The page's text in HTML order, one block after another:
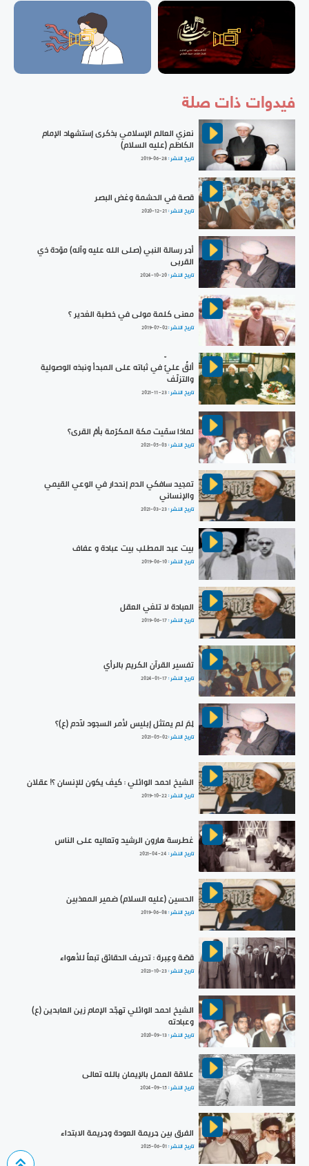
فيدوات ذات صلة
نعزي العالم الإسلامي بذكرى إستشهاد الإمام
الكاظم (عليه السلام)
تاريخ النشر :2019-06-28
قصة في الحشمة وغض البصر
تاريخ النشر :2020-12-21
أجر رسالة النبي (صلى الله عليه وآله) موّدة ذي
القربى
تاريخ النشر :2024-10-20
معنى كلمة مولى في خطبة الغدير ؟
تاريخ النشر :2019-07-02
ألقُ عليٍّ في ثباته على المبدأ ونبذه الوصولية
والتزلّف
تاريخ النشر :2021-11-23
لماذا سمّيت مكة المكرّمة بأمّ القرى؟
تاريخ النشر :2021-05-03
تمجيد سافكي الدم إنحدار في الوعي القيمي
والإنساني
تاريخ النشر :2021-03-23
بيت عبد المطلب بيت عبادة و عفاف
تاريخ النشر :2019-06-10
العبادة لا تلغي العقل
تاريخ النشر :2019-06-17
تفسير القرآن الكريم بالرأي
تاريخ النشر :2024-01-17
لِمَ لم يمتثل إبليس لأمر السجود لآدم (ع)؟
تاريخ النشر :2021-05-02
الشيخ احمد الوائلي : كيف يكون للإنسان ؟! عقلان
تاريخ النشر :2019-10-22
غطرسة هارون الرشيد وتعاليه على الناس
تاريخ النشر : 2021-04-24
الحسين (عليه السلام) ضمير المعذبين
تاريخ النشر :2019-06-08
قصّة وعِبرة : تحريف الحقائق تبعاً للأهواء
تاريخ النشر :2023-10-23
الشيخ احمد الوائلي تهجّد الإمام زين العابدين (ع)
وعبادته
تاريخ النشر :2020-09-13
علاقة العمل بالإيمان بالله تعالى
تاريخ النشر :2024-09-15
الفرق بين جريمة العودة وجريمة الابتداء
تاريخ النشر :2025-06-01